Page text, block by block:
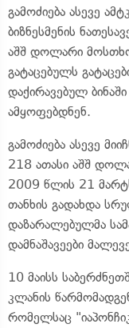
გამოძიება ასევე
ბიზნესმენის
აშშ დოლარი
გატაცებულს
დაქირავებულ
ამყოფებდნენ.
გამოძიება ასევე
218 ათასი აშშ
2009 წლის 21
თანხის გადახდა
დაზარალებულმა
დამნაშავეები
10 მაისს
კლანის
რომელსაც